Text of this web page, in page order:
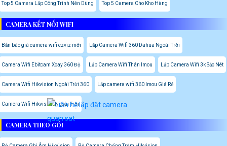
Top 5 Camera Lắp Công Trình Nên Dùng Top 5 Camera Cho Kho Hàng
CAMERA KẾT NỐI WIFI
Bản báo giá camera wifi ezviz mới Lắp Camera Wifi 360 Dahua Ngoài Trời
Camera Wifi Ebitcam Xoay 360 Độ Lắp Camera Wifi Thân Imou Lắp Camera Wifi 3k Sắc Nét
Camera Wifi Hikvision Ngoài Trời 360 Lắp camera wifi 360 Imou Giá Rẻ
Camera Wifi Hikvision Ngoài Trời
CAMERA THEO GÓI